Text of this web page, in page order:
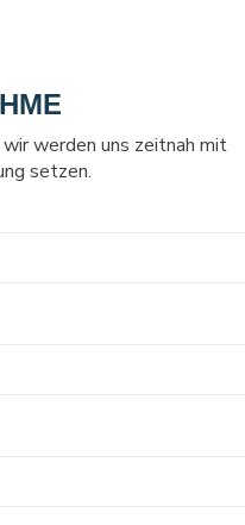
werden uns zeitnah mit
setzen.